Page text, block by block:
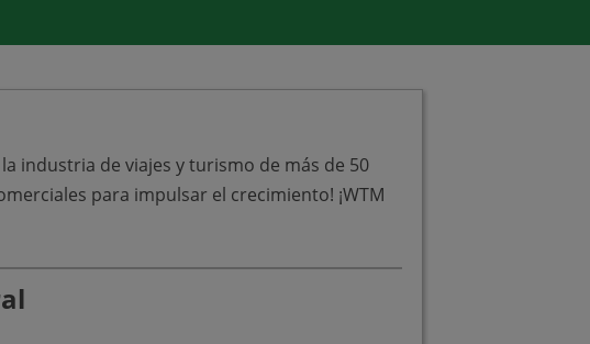
industria de viajes y turismo de más de 50
para impulsar el crecimiento! ¡WTM